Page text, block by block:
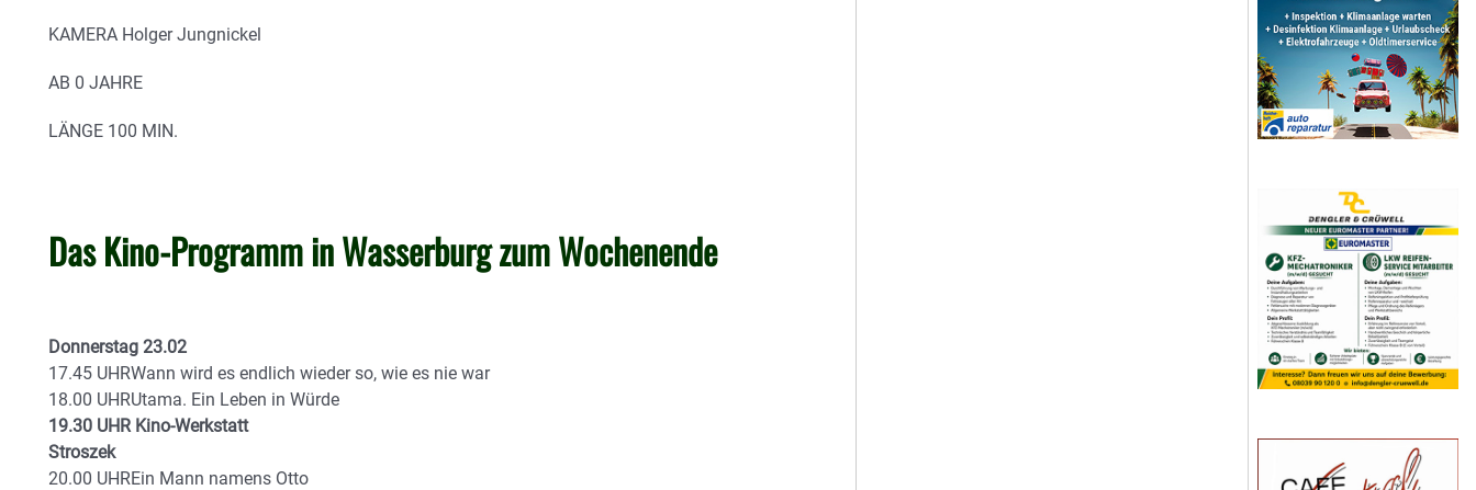
KAMERA Holger Jungnickel
AB 0 JAHRE
LÄNGE 100 MIN.
Das Kino-Programm in Wasserburg zum Wochenende
Donnerstag 23.02
17.45 UHRWann wird es endlich wieder so, wie es nie war
18.00 UHRUtama. Ein Leben in Würde
19.30 UHR Kino-Werkstatt
Stroszek
20.00 UHREin Mann namens Otto